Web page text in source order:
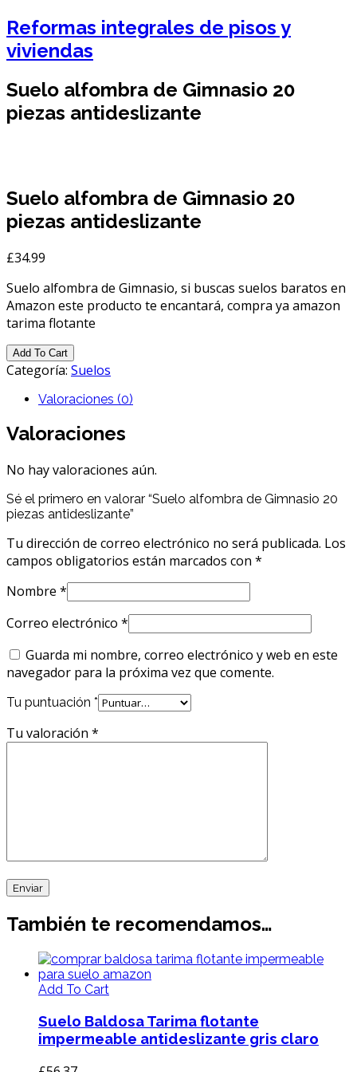
Reformas integrales de pisos y
viviendas
Suelo alfombra de Gimnasio 20
piezas antideslizante
Suelo alfombra de Gimnasio 20
piezas antideslizante
£34.99
Suelo alfombra de Gimnasio, si buscas suelos baratos en
Amazon este producto te encantará, compra ya amazon
tarima flotante
Add To Cart
Categoría: Suelos
Valoraciones (0)
Valoraciones
No hay valoraciones aún.
Sé el primero en valorar “Suelo alfombra de Gimnasio 20
piezas antideslizante”
Tu dirección de correo electrónico no será publicada. Los
campos obligatorios están marcados con *
Nombre *
Correo electrónico *
Guarda mi nombre, correo electrónico y web en este
navegador para la próxima vez que comente.
Tu puntuación *
Tu valoración *
También te recomendamos…
Add To Cart
Suelo Baldosa Tarima flotante
impermeable antideslizante gris claro